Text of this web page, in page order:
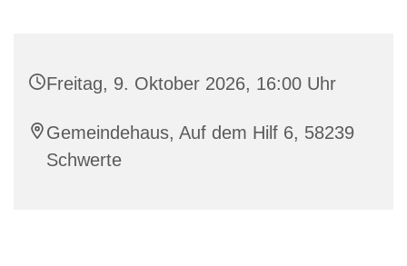
Freitag, 9. Oktober 2026, 16:00 Uhr
Gemeindehaus, Auf dem Hilf 6, 58239
Schwerte